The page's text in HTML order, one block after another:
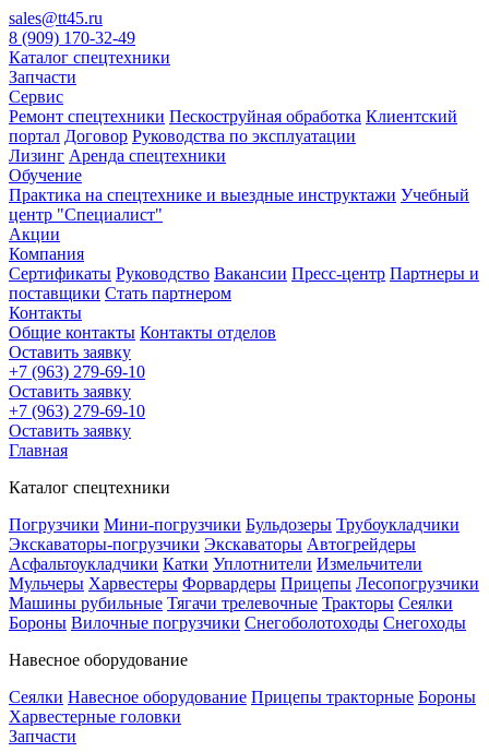
sales@tt45.ru
8 (909) 170-32-49
Каталог спецтехники
Запчасти
Сервис
Ремонт спецтехники Пескоструйная обработка Клиентский
портал Договор Руководства по эксплуатации
Лизинг Аренда спецтехники
Обучение
Практика на спецтехнике и выездные инструктажи Учебный
центр "Специалист"
Акции
Компания
Сертификаты Руководство Вакансии Пресс-центр Партнеры и
поставщики Стать партнером
Контакты
Общие контакты Контакты отделов
Оставить заявку
+7 (963) 279-69-10
Оставить заявку
+7 (963) 279-69-10
Оставить заявку
Главная
Каталог спецтехники
Погрузчики Мини-погрузчики Бульдозеры Трубоукладчики
Экскаваторы-погрузчики Экскаваторы Автогрейдеры
Асфальтоукладчики Катки Уплотнители Измельчители
Мульчеры Харвестеры Форвардеры Прицепы Лесопогрузчики
Машины рубильные Тягачи трелевочные Тракторы Сеялки
Бороны Вилочные погрузчики Снегоболотоходы Снегоходы
Навесное оборудование
Сеялки Навесное оборудование Прицепы тракторные Бороны
Харвестерные головки
Запчасти